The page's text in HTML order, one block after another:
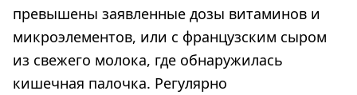
превышены заявленные дозы витаминов и
микроэлементов, или с французским сыром
из свежего молока, где обнаружилась
кишечная палочка. Регулярно